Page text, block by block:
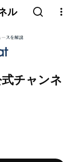
ル
チャンネ